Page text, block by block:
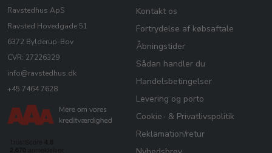
Ravstedhus ApS
Ravsted Hovedgade 51
6372 Bylderup-Bov
CVR: 27226329
info@ravstedhus.dk
+45 7464 7628
Kontakt os
Fortrydelse af købsaftale
Åbningstider
Sådan handler du
Handelsbetingelser
Levering og porto
Cookie- & Privatlivspolitik
Reklamation/retur